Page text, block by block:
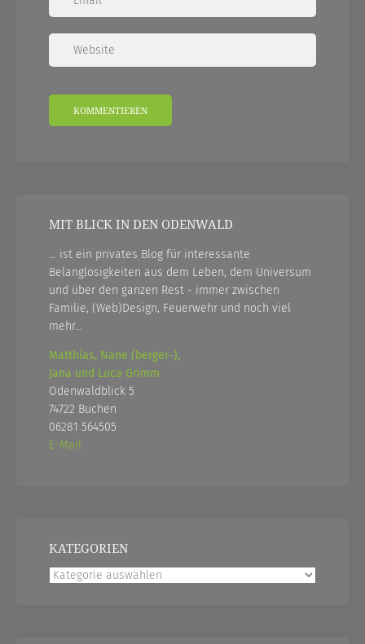
MIT BLICK IN DEN ODENWALD
... ist ein privates Blog für interessante
Belanglosigkeiten aus dem Leben, dem Universum
und über den ganzen Rest - immer zwischen
Familie, (Web)Design, Feuerwehr und noch viel
mehr...
Matthias, Nane (berger-),
Jana und Luca Grimm
Odenwaldblick 5
74722 Buchen
06281 564505
E-Mail
KATEGORIEN
Kategorien